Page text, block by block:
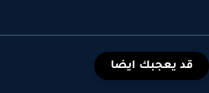
قد يعجبك ايضا